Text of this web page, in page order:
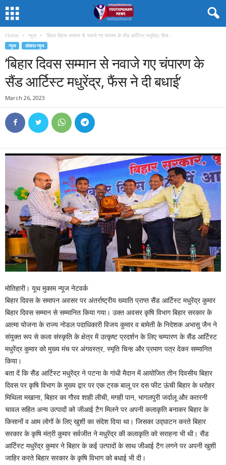
Home न्यूज ’बिहार दिवस सम्मान से नवाजे गए चंपारण के सैंड आर्टिस्ट मधुरेंद्र, फैंस...
न्यूज लोकल न्यूज
’बिहार दिवस सम्मान से नवाजे गए चंपारण के
सैंड आर्टिस्ट मधुरेंद्र, फैंस ने दी बधाई’
March 26, 2023
मोतिहारी। यूथ मुकाम न्यूज नेटवर्क
बिहार दिवस के समापन अवसर पर अंतर्राष्ट्रीय ख्याति प्राप्त सैंड आर्टिस्ट मधुरेंद्र कुमार
बिहार दिवस सम्मान से सम्मानित किया गया। उक्त अवसर कृषि विभाग बिहार सरकार के
आत्मा योजना के राज्य नोडल पदाधिकारी विजय कुमार व बामेती के निदेशक अभासु जैन ने
संयुक्त रूप से कला संस्कृति के क्षेत्र में उत्कृष्ट प्रदर्शन के लिए चम्पारण के सैंड आर्टिस्ट
मधुरेंद्र कुमार को मुख्य मंच पर अंगवस्त्र, स्मृति चिन्ह और प्रमाण पत्र देकर सम्मानित
किया।
बता दें कि सैंड आर्टिस्ट मधुरेंद्र ने पटना के गांधी मैदान में आयोजित तीन दिवसीय बिहार
दिवस पर कृषि विभाग के मुख्य द्वार पर एक ट्रक बालू पर दस फीट ऊंची बिहार के धरोहर
मिथिला मखाना, बिहार का गौरव शाही लीची, मगही पान, भागलपुरी जर्दालू और कतरनी
चावल सहित अन्य उत्पादों को जीआई टैग मिलने पर अपनी कलाकृति बनाकर बिहार के
किसानों व आम लोगों के लिए खुशी का संदेश दिया था। जिसका उद्घाटन करते बिहार
सरकार के कृषि मंत्री कुमार सर्वजीत ने मधुरेंद्र की कलाकृति को सराहना भी थी। सैंड
आर्टिस्ट मधुरेंद्र कुमार ने बिहार के कई उत्पादों के साथ जीआई टैग लगने पर अपनी खुशी
जाहिर करते बिहार सरकार के कृषि विभाग को बधाई भी दी।